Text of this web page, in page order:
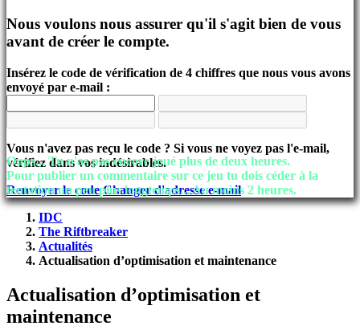
de
langue
AR
BS
CS
DA
DE
EL
EN
ES
FI
FR
NO
PL
PT
Nous voulons nous assurer qu'il s'agit bien de vous
avant de créer le compte.
Insérez le code de vérification de 4 chiffres que nous vous avons
envoyé par e-mail :
Vous n'avez pas reçu le code ? Si vous ne voyez pas l'e-mail,
vérifiez dans vos indésirables.
Renvoyer le code Changer d'adresse e-mail
IDC
The Riftbreaker
Actualités
Actualisation d’optimisation et maintenance
Actualisation d’optimisation et
maintenance
Oups... Tu n'as pas encore joué plus de deux heures.
Pour publier un commentaire sur ce jeu tu dois céder à la
tentation un peu plus longtemps... Au moins 2 heures.